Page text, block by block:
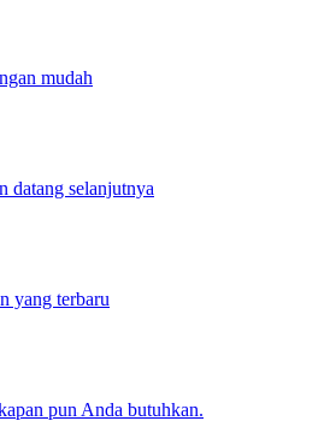
mudah
datang selanjutnya
yang terbaru
pun Anda butuhkan.